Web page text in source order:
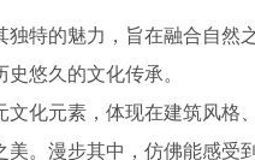
独特的魅力，旨在融合自然
悠久的文化传承。
文化元素，体现在建筑风
。漫步其中，仿佛能感受